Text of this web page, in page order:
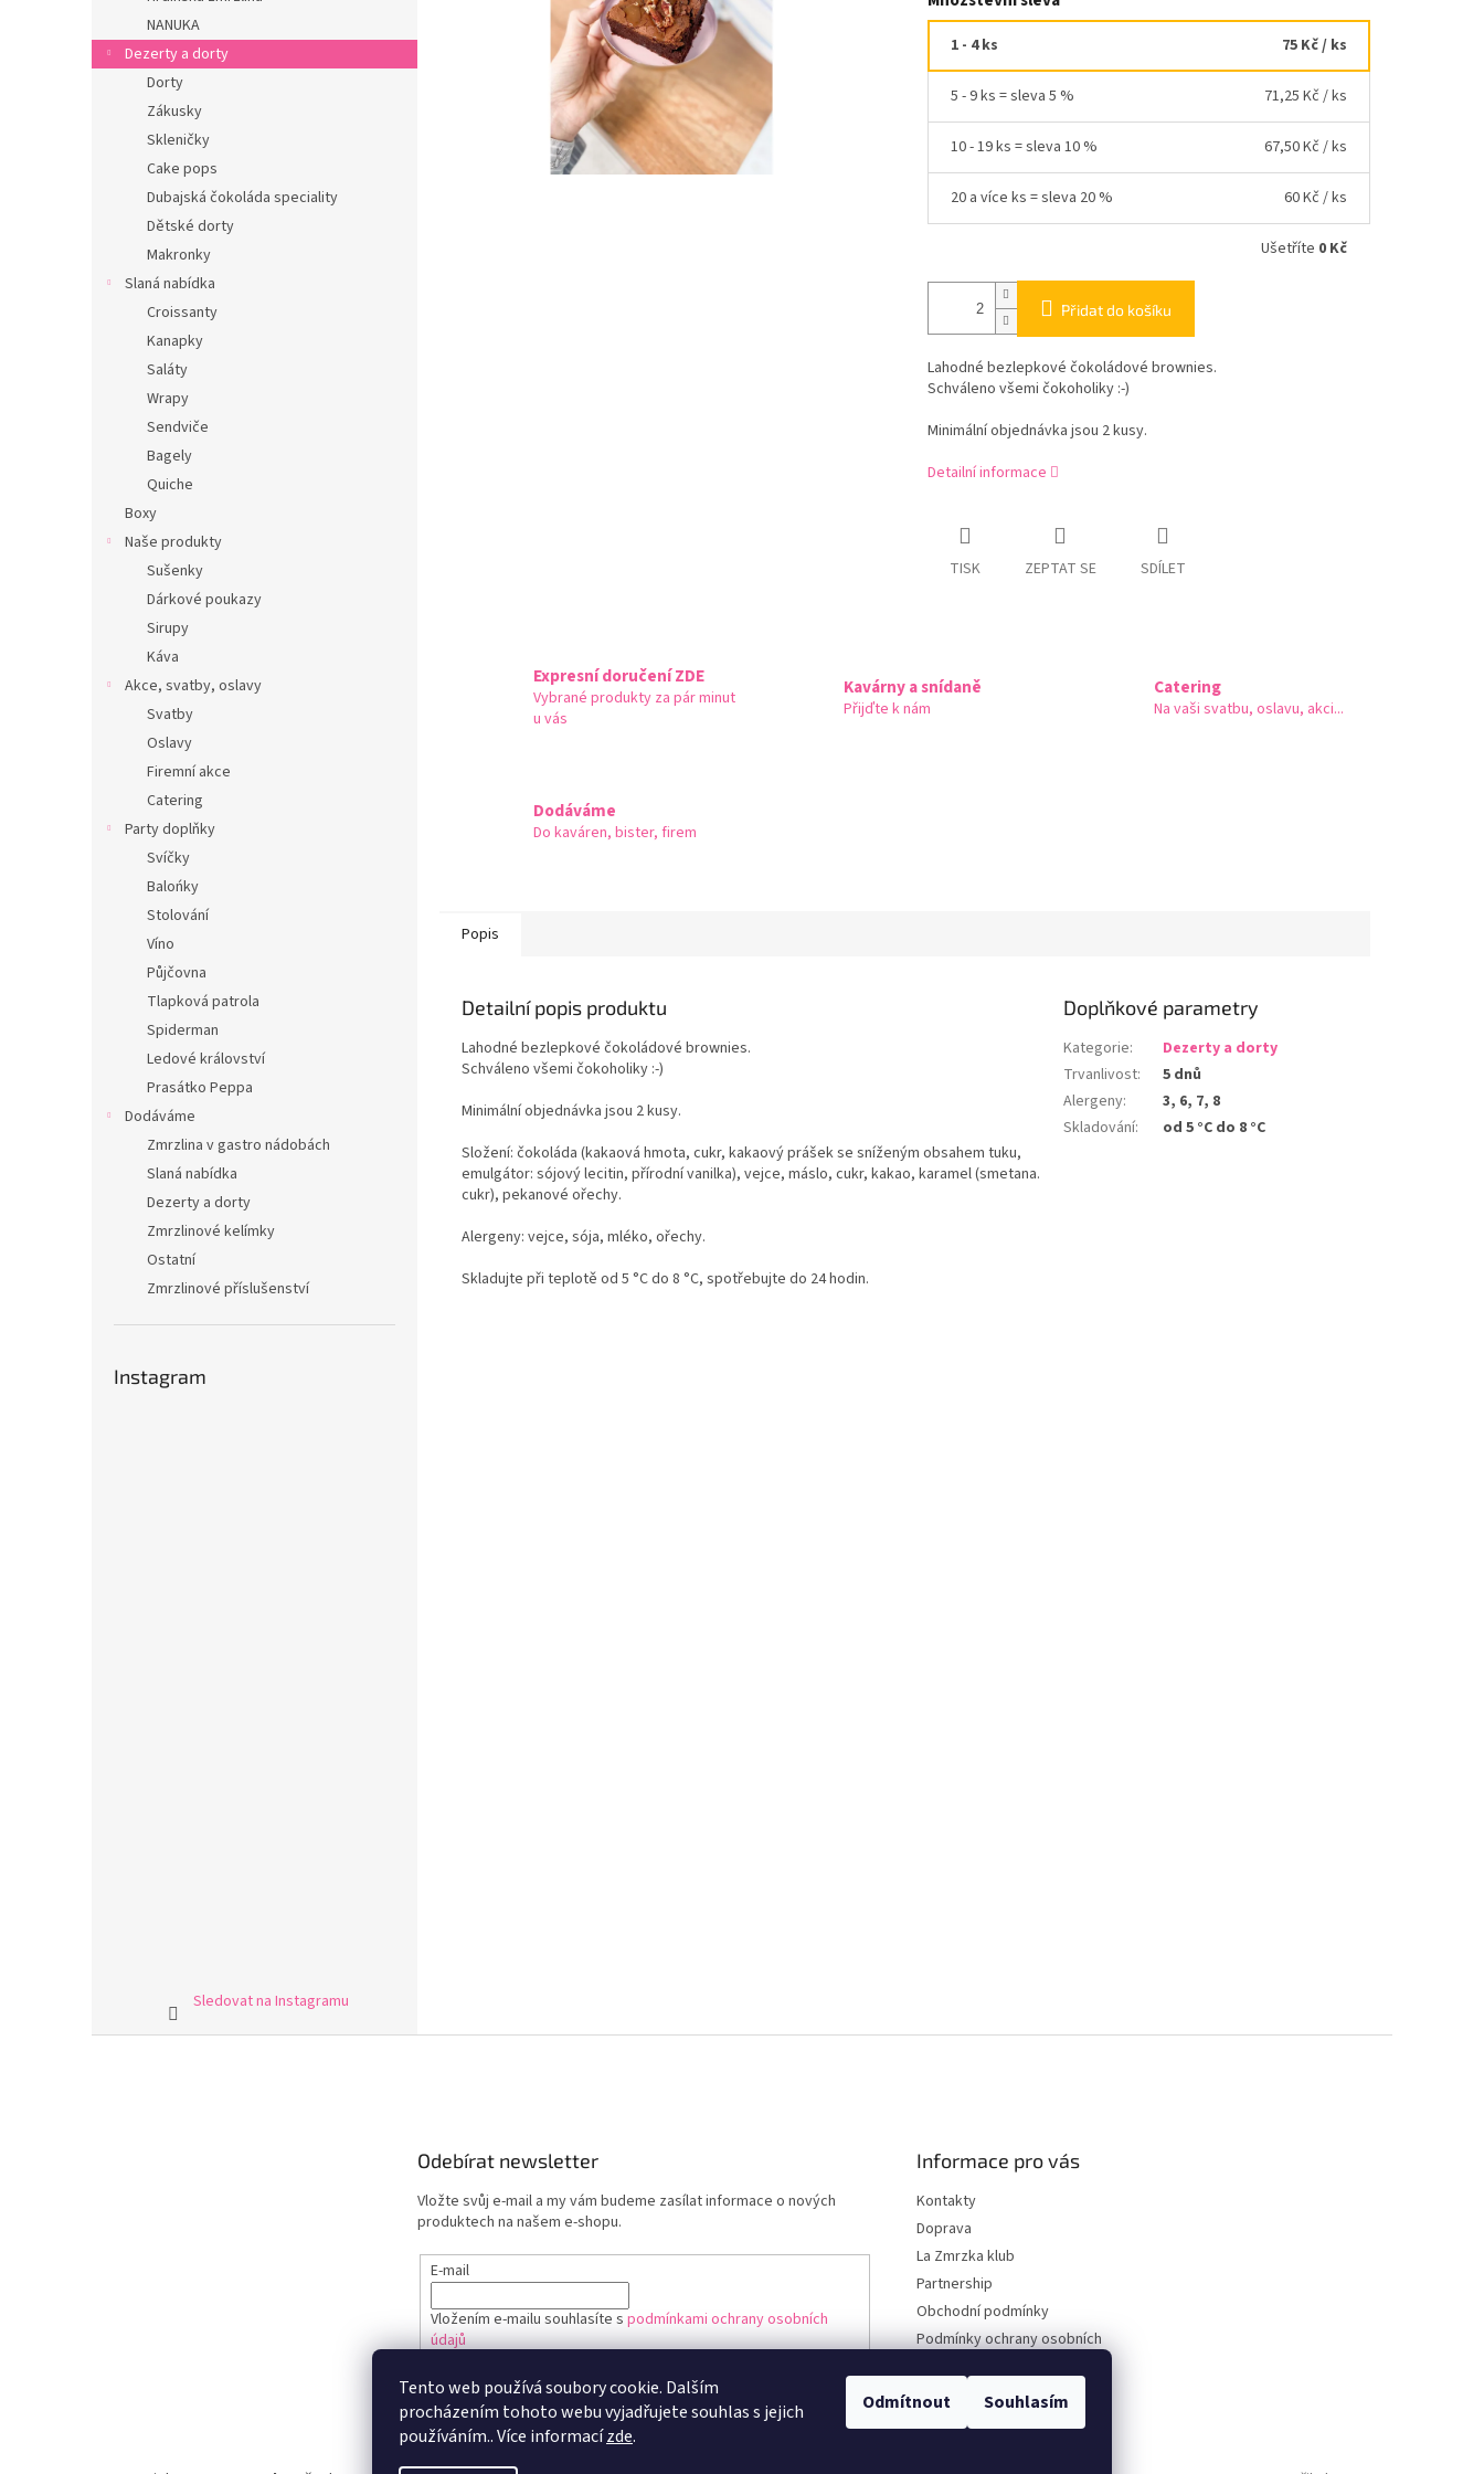
Tento web používá soubory cookie. Dalším
procházením tohoto webu vyjadřujete souhlas s jejich
používáním.. Více informacízde.
Odmítnout Souhlasím
e
l
NANUKA
Dezerty a dorty
Dorty
Zákusky
Skleničky
Cake pops
Dubajská čokoláda speciality
Dětské dorty
Makronky
Slaná nabídka
Croissanty
Kanapky
Saláty
Wrapy
Sendviče
Bagely
Quiche
Boxy
Naše produkty
Sušenky
Dárkové poukazy
Sirupy
Káva
Akce, svatby, oslavy
Svatby
Oslavy
Firemní akce
Catering
Party doplňky
Svíčky
Balońky
Stolování
Víno
Půjčovna
Tlapková patrola
Spiderman
Ledové království
Prasátko Peppa
Dodáváme
Zmrzlina v gastro nádobách
Slaná nabídka
Dezerty a dorty
Zmrzlinové kelímky
Ostatní
Zmrzlinové příslušenství
Instagram
Sledovat na Instagramu
1 - 4 ks 75 Kč/ ks
5 - 9 ks = sleva 5 % 71,25 Kč / ks
10 - 19 ks = sleva 10 % 67,50 Kč / ks
20 a více ks = sleva 20 % 60 Kč / ks
Ušetříte 0 Kč
Přidat do košíku
Lahodné bezlepkové čokoládové brownies.
Schváleno všemi čokoholiky :-)
Minimální objednávka jsou 2 kusy.
Detailní informace
TISK ZEPTAT SE SDÍLET
Expresní doručení ZDE
Vybrané produkty za pár minut
u vás
Kavárny a snídaně
Přijďte k nám
Catering
Na vaši svatbu, oslavu, akci...
Dodáváme
Do kaváren, bister, firem
Popis
Detailní popis produktu
Lahodné bezlepkové čokoládové brownies.
Schváleno všemi čokoholiky :-)
Minimální objednávka jsou 2 kusy.
Složení: čokoláda (kakaová hmota, cukr, kakaový prášek se sníženým obsahem tuku,
emulgátor: sójový lecitin, přírodní vanilka), vejce, máslo, cukr, kakao, karamel (smetana.
cukr), pekanové ořechy.
Alergeny: vejce, sója, mléko, ořechy.
Skladujte při teplotě od 5 °C do 8 °C, spotřebujte do 24 hodin.
Doplňkové parametry
Kategorie:
Dezerty a dorty
Trvanlivost:
5 dnů
Alergeny:
3, 6, 7, 8
Skladování: od 5 °C do 8 °C
Odebírat newsletter
Vložte svůj e-mail a my vám budeme zasílat informace o nových
produktech na našem e-shopu.
E-mail
Vložením e-mailu souhlasíte s podmínkami ochrany osobních
údajů
PŘIHLÁSIT SE
Informace pro vás
Kontakty
Doprava
La Zmrzka klub
Partnership
Obchodní podmínky
Podmínky ochrany osobních